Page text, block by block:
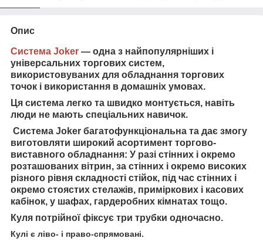
Опис
Система Joker — одна з найпопулярніших і
універсальних торгових систем,
використовуваних для обладнання торгових
точок і використання в домашніх умовах.
Ця система легко та швидко монтується, навіть
люди не мають спеціальних навичок.
Система Joker багатофункціональна та дає змогу
виготовляти широкий асортимент торгово-
виставного обладнання: У разі стінних і окремо
розташованих вітрин, за стінних і окремо високих
різного рівня складності стійок, під час стінних і
окремо стоястих стелажів, приміркових і касових
кабінок, у шафах, гардеробних кімнатах тощо.
Куля потрійної фіксує три трубки одночасно.
Кулі є ліво- і право-спрямовані.